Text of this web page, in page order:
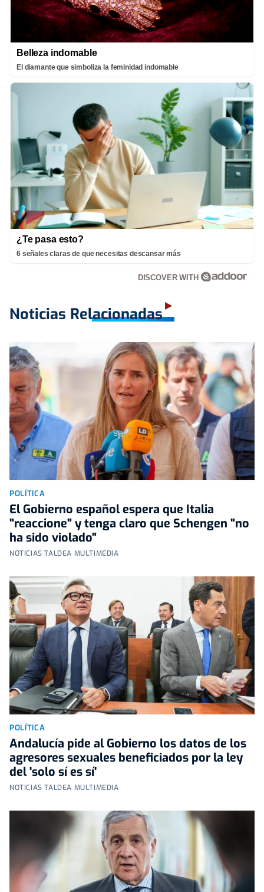
Belleza indomable
El diamante que simboliza la feminidad indomable
¿Te pasa esto?
6 señales claras de que necesitas descansar más
DISCOVER WITH
Noticias Relacionadas
POLÍTICA
El Gobierno español espera que Italia
"reaccione" y tenga claro que Schengen "no
ha sido violado"
NOTICIAS TALDEA MULTIMEDIA
POLÍTICA
Andalucía pide al Gobierno los datos de los
agresores sexuales beneficiados por la ley
del 'solo sí es sí'
NOTICIAS TALDEA MULTIMEDIA